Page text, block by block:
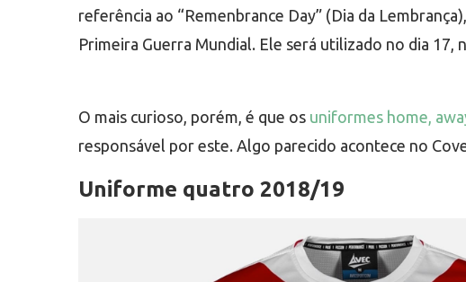
referência ao “Remenbrance Day” (Dia da
Primeira Guerra Mundial. Ele será utilizado no dia 17,
O mais curioso, porém, é que os uniformes home,
responsável por este. Algo parecido acontece no
Uniforme quatro 2018/19